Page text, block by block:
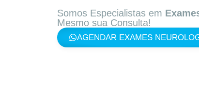
Somos Especialistas em
Mesmo sua Consulta!
AGENDAR EXAMES